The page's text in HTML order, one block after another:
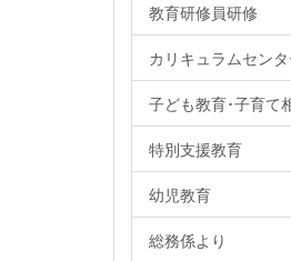
教育研修員研修
カリキュラムセン
子ども教育･子育て
特別支援教育
幼児教育
総務係より